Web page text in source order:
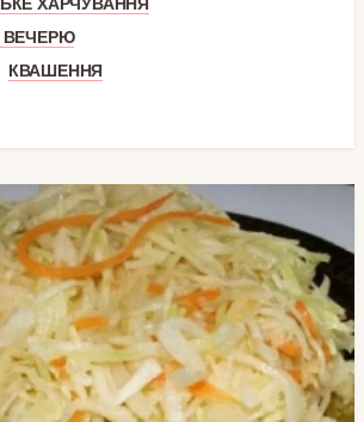
ВЕЧЕРЮ
КВАШЕННЯ